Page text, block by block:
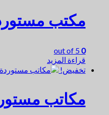
مكتب
0
قراءة المزيد
تخفيض!
مكاتب